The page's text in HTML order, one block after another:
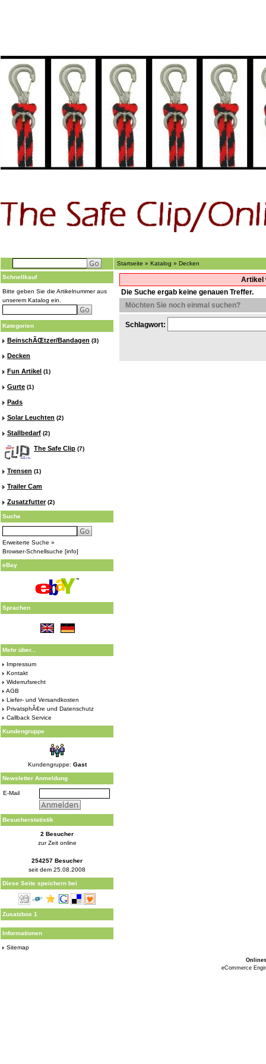
Startseite » Katalog » Decken
Schnellkauf
Bitte geben Sie die Artikelnummer aus
unserem Katalog ein.
Kategorien
BeinschÃŒtzer/Bandagen (3)
Decken
Fun Artikel (1)
Gurte (1)
Pads
Solar Leuchten (2)
Stallbedarf (2)
The Safe Clip (7)
Trensen (1)
Trailer Cam
Zusatzfutter (2)
Suche
Erweiterte Suche »
Browser-Schnellsuche [info]
eBay
Sprachen
Mehr über...
Impressum
Kontakt
Widerrufsrecht
AGB
Liefer- und Versandkosten
PrivatsphÃ€re und Datenschutz
Callback Service
Kundengruppe
Kundengruppe: Gast
Newsletter Anmeldung
E-Mail
Besucherstatistik
2 Besucher
zur Zeit online
254257 Besucher
seit dem 25.08.2008
Diese Seite speichern bei
Zusatzbox 1
Informationen
Sitemap
Artikel
Die Suche ergab keine genauen Treffer.
Möchten Sie noch einmal suchen?
Schlagwort:
eCommerce